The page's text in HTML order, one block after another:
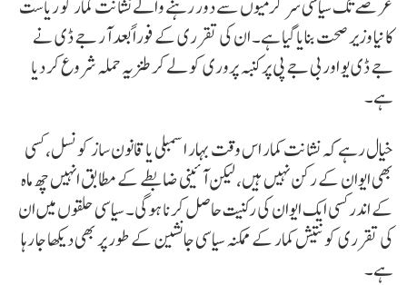
عرصے تک سیاسی سرگرمیوں سے دور رہنے والے نشانت کمار کو ریاست
کا نیا وزیر صحت بنایا گیا ہے۔ ان کی تقرری کے فوراً بعد آر جے ڈی نے
جے ڈی یو اور بی جے پی پر کنبہ پروری کو لے کر طنزیہ حملہ شروع کر دیا
ہے۔
خیال رہے کہ نشانت کمار اس وقت بہار اسمبلی یا قانون ساز کونسل، کسی
بھی ایوان کے رکن نہیں ہیں، لیکن آئینی ضابطے کے مطابق انہیں چھ ماہ
کے اندر کسی ایک ایوان کی رکنیت حاصل کرنا ہوگی۔ سیاسی حلقوں میں ان
کی تقرری کو نتیش کمار کے ممکنہ سیاسی جانشین کے طور پر بھی دیکھا جا رہا
ہے۔